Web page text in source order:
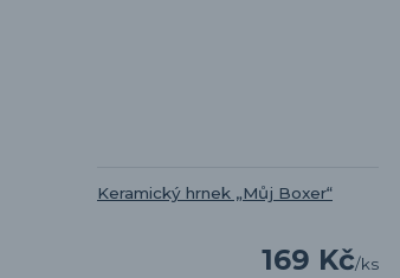
Keramický hrnek „Můj Boxer“
169 Kč/ks